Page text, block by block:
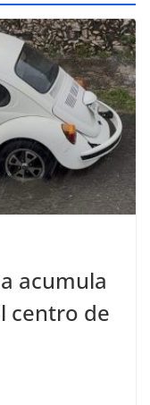
acumula
centro de